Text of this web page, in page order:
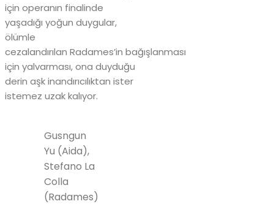
için operanın finalinde
yaşadığı yoğun duygular,
ölümle
cezalandırılan Radames’in bağışlanması
için yalvarması, ona duyduğu
derin aşk inandırıcılıktan ister
istemez uzak kalıyor.
Gusngun
Yu (Aida),
Stefano La
Colla
(Radames)